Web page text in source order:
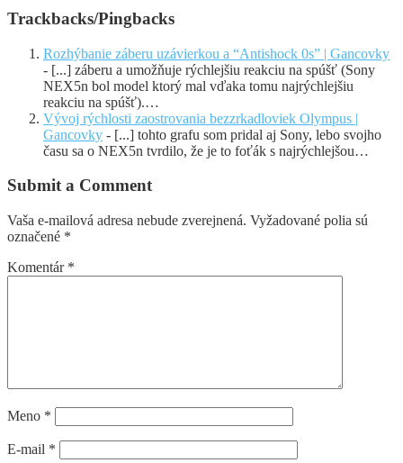
Trackbacks/Pingbacks
Rozhýbanie záberu uzávierkou a “Antishock 0s” | Gancovky
- [...] záberu a umožňuje rýchlejšiu reakciu na spúšť (Sony
NEX5n bol model ktorý mal vďaka tomu najrýchlejšiu
reakciu na spúšť).…
Vývoj rýchlosti zaostrovania bezzrkadloviek Olympus |
Gancovky - [...] tohto grafu som pridal aj Sony, lebo svojho
času sa o NEX5n tvrdilo, že je to foťák s najrýchlejšou…
Submit a Comment
Vaša e-mailová adresa nebude zverejnená. Vyžadované polia sú
označené *
Komentár *
Meno *
E-mail *